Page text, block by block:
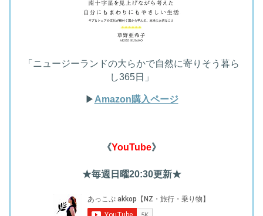
「ニュージーランドの大らかで自然に寄りそう暮ら
し365日」
▶︎Amazon購入ページ
《YouTube》
★毎週日曜20:30更新★